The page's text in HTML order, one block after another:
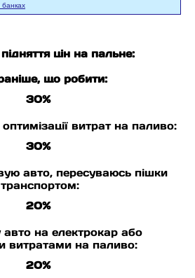
банках
цін на пальне:
що робити:
30%
витрат на паливо:
30%
авто, пересуваюсь пішки
20%
на електрокар або
витратами на паливо:
20%